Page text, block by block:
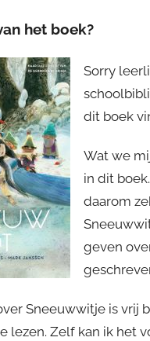
het boek?
Sorry
dit boek
Wat we
in dit
daarom
geven
Sneeuwwitje is vrij
lezen. Zelf kan ik het